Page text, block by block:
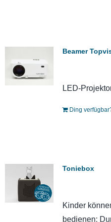
Beamer
LED-
Ding
Toniebox
Kinder
bedienen: